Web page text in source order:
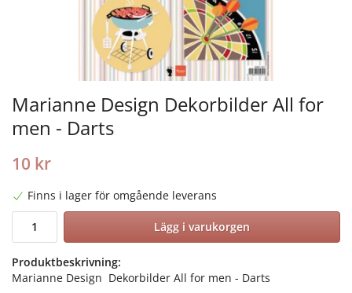
Marianne Design Dekorbilder All for
men - Darts
10 kr
Finns i lager för omgående leverans
Lägg i varukorgen
Produktbeskrivning:
Marianne Design Dekorbilder All for men - Darts